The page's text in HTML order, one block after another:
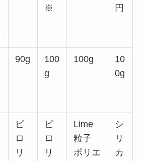
※
円
90g
100
g
100g
10
0g
ピ
ロ
リ
ピ
ロ
リ
Lime
粒子
ポリエ
シ
リ
カ